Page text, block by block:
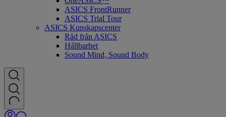
ASICS FrontRunner
ASICS Trial Tour
ASICS Kunskapscenter
Råd från ASICS
Hållbarhet
Sound Mind, Sound Body